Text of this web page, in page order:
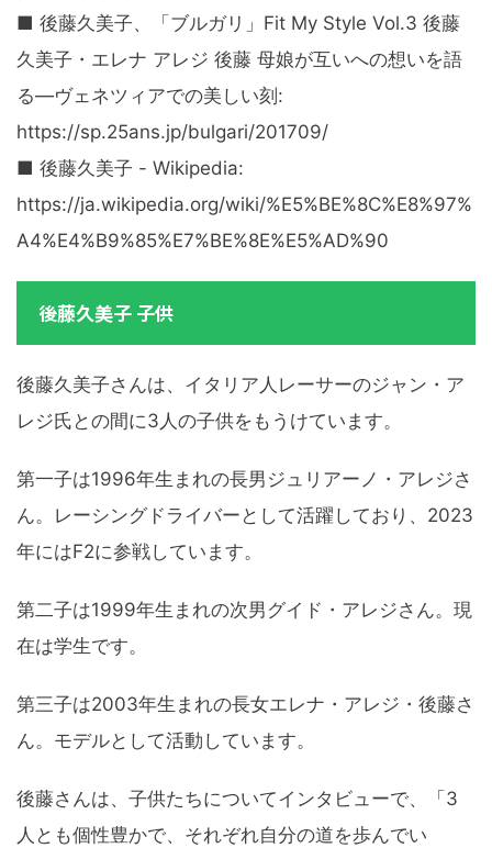
■ 後藤久美子、「ブルガリ」Fit My Style Vol.3 後藤
久美子・エレナ アレジ 後藤 母娘が互いへの想いを語
る―ヴェネツィアでの美しい刻:
https://sp.25ans.jp/bulgari/201709/
■ 後藤久美子 - Wikipedia:
https://ja.wikipedia.org/wiki/%E5%BE%8C%E8%97%
A4%E4%B9%85%E7%BE%8E%E5%AD%90
後藤久美子 子供
後藤久美子さんは、イタリア人レーサーのジャン・ア
レジ氏との間に3人の子供をもうけています。
第一子は1996年生まれの長男ジュリアーノ・アレジさ
ん。レーシングドライバーとして活躍しており、2023
年にはF2に参戦しています。
第二子は1999年生まれの次男グイド・アレジさん。現
在は学生です。
第三子は2003年生まれの長女エレナ・アレジ・後藤さ
ん。モデルとして活動しています。
後藤さんは、子供たちについてインタビューで、「3
人とも個性豊かで、それぞれ自分の道を歩んでい